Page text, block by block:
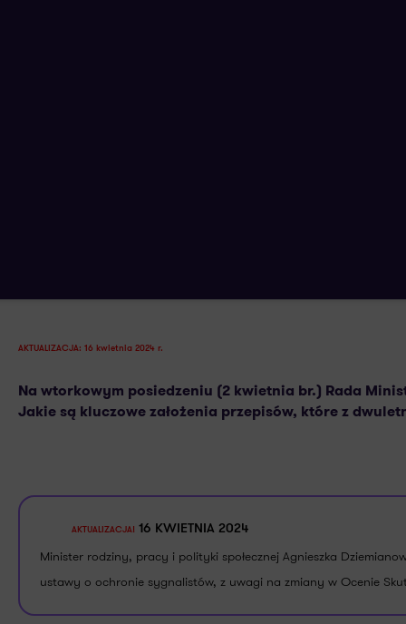
AKTUALIZACJA: 16 kwietnia 2024 r.
Na wtorkowym posiedzeniu (2 kwietnia br.) Rada
Jakie są kluczowe założenia przepisów, które z
AKTUALIZACJA! 16 KWIETNIA 2024
Minister rodziny, pracy i polityki społecznej Agnieszka
ustawy o ochronie sygnalistów, z uwagi na zmiany w Ocenie